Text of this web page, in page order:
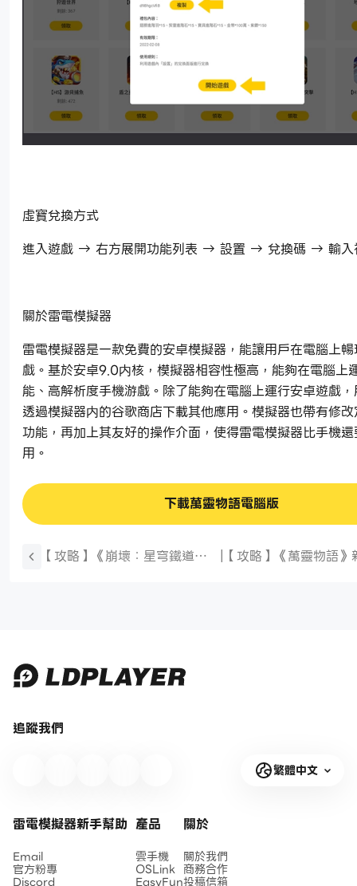
虛寶兌換方式
進入遊戲 → 右方展開功能列表 → 設置 → 兌換碼 → 輸入
關於雷電模擬器
雷電模擬器是一款免費的安卓模擬器，能讓用戶在電腦上
戲。基於安卓9.0内核，模擬器相容性極高，能夠在電腦上
能、高解析度手機游戲。除了能夠在電腦上運行安卓遊戲
透過模擬器内的谷歌商店下載其他應用。模擬器也帶有修
功能，再加上其友好的操作介面，使得雷電模擬器比手機
用。
下載萬靈物語電腦版
【攻略】《崩壞：星穹鐵道》
| 【攻略】《萬靈物語》
追蹤我們
繁體中文
雷電模擬器新手幫助
Email
官方粉專
Discord
產品
雲手機
OSLink
EasyFun
關於
關於我們
商務合作
投稿信箱